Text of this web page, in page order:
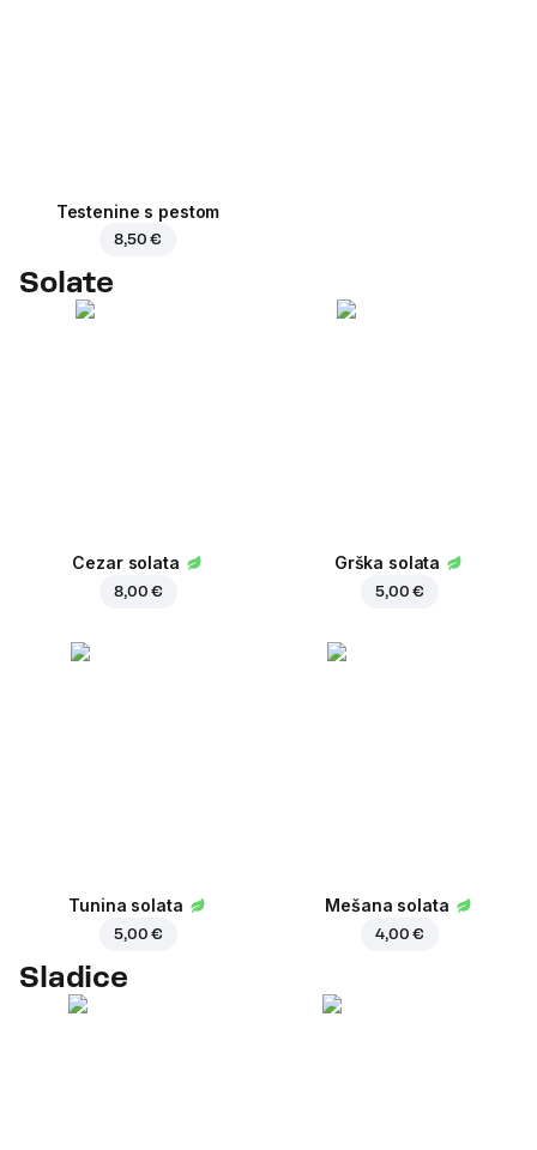
Testenine s pestom
8,50 €
Solate
Cezar solata
8,00 €
Grška solata
5,00 €
Tunina solata
5,00 €
Mešana solata
4,00 €
Sladice